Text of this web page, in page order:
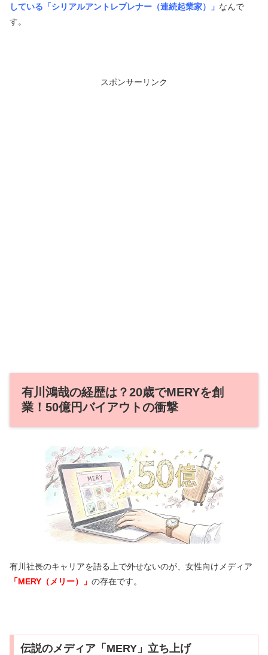
している「シリアルアントレプレナー（連続起業家）」 なんで
す。
スポンサーリンク
有川鴻哉の経歴は？20歳でMERYを創
業！50億円バイアウトの衝撃
有川社長のキャリアを語る上で外せないのが、女性向けメディア
「MERY（メリー）」 の存在です。
伝説のメディア「MERY」立ち上げ